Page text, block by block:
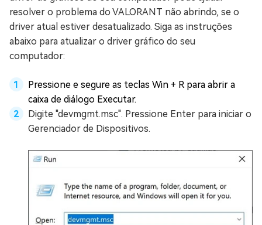
resolver o problema do VALORANT não abrindo, se o
driver atual estiver desatualizado. Siga as instruções
abaixo para atualizar o driver gráfico do seu
computador:
Pressione e segure as teclas Win + R para abrir a
caixa de diálogo Executar.
Digite "devmgmt.msc". Pressione Enter para iniciar o
Gerenciador de Dispositivos.